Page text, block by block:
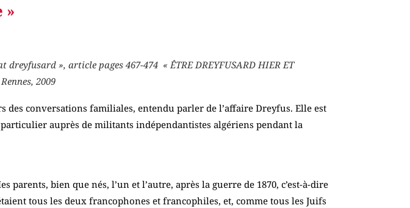
»
dreyfusard », article pages 467-474 « ÊTRE DREYFUSARD HIER ET
2009
des conversations familiales, entendu parler de l’affaire Dreyfus. Elle est
auprès de militants indépendantistes algériens pendant la
parents, bien que nés, l’un et l’autre, après la guerre de 1870, c’est-à-dire
tous les deux francophones et francophiles, et, comme tous les Juifs